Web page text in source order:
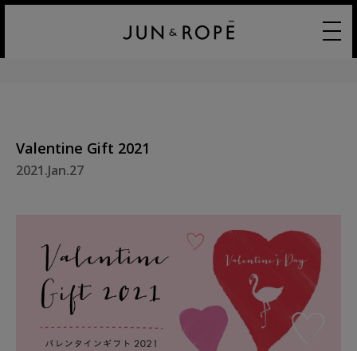
Valentine Gift 2021
2021.Jan.27